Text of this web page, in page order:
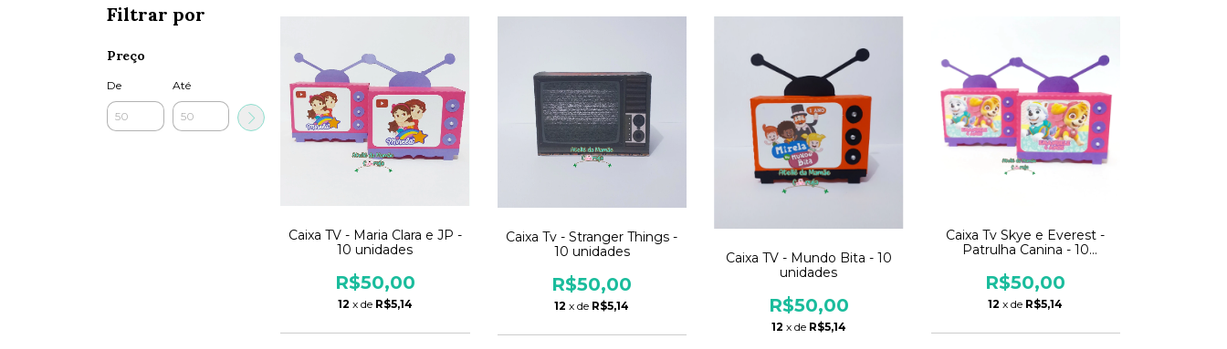
Filtrar por
Preço
De Até
Caixa TV - Maria Clara e JP -
10 unidades
R$50,00
12 x de R$5,14
Caixa Tv - Stranger Things -
10 unidades
R$50,00
12 x de R$5,14
Caixa TV - Mundo Bita - 10
unidades
R$50,00
12 x de R$5,14
Caixa Tv Skye e Everest -
Patrulha Canina - 10
R$50,00
12 x de R$5,14